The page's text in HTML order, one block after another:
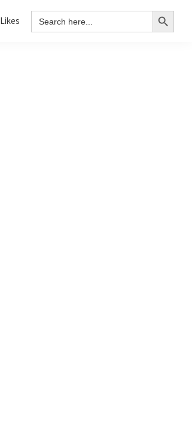
Likes Search
for:
Search Button